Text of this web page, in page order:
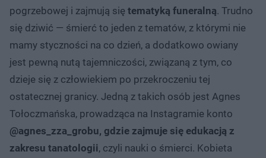
pogrzebowej i zajmują się tematyką funeralną. Trudno
się dziwić — śmierć to jeden z tematów, z którymi nie
mamy styczności na co dzień, a dodatkowo owiany
jest pewną nutą tajemniczości, związaną z tym, co
dzieje się z człowiekiem po przekroczeniu tej
ostatecznej granicy. Jedną z takich osób jest Agnes
Tołoczmańska, prowadząca na Instagramie konto
@agnes_zza_grobu, gdzie zajmuje się edukacją z
zakresu tanatologii, czyli nauki o śmierci. Kobieta